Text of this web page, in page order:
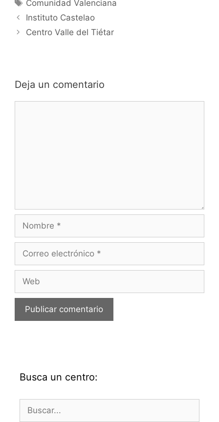
Comunidad Valenciana
Instituto Castelao
Centro Valle del Tiétar
Deja un comentario
Nombre
Correo
Web
Busca un centro:
Buscar: